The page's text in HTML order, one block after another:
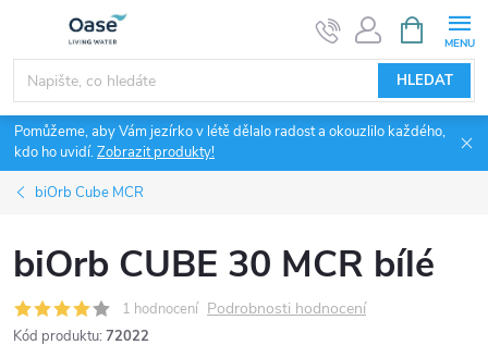
obsah
HLEDAT
NÁKUPNÍ
KOŠÍK
Pomůžeme, aby Vám jezírko v létě dělalo radost a okouzlilo každého,
kdo ho uvidí.Zobrazit produkty!
biOrb Cube MCR
biOrb CUBE 30 MCR bílé
1 hodnocení Podrobnosti hodnocení
Kód produktu: 72022